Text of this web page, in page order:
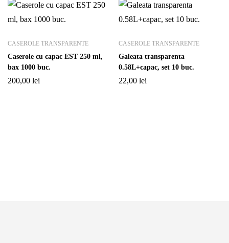
CASEROLE TRANSPARENTE
Caserole cu capac EST 250 ml,
bax 1000 buc.
200,00 lei
CASEROLE TRANSPARENTE
Galeata transparenta
0.58L+capac, set 10 buc.
22,00 lei